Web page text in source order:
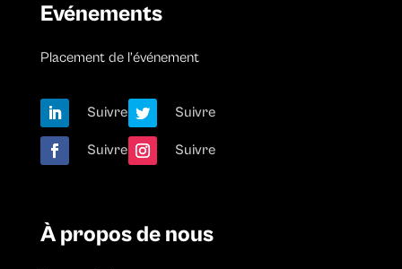
Evénements
Placement de l’événement
Suivre Suivre
Suivre Suivre
À propos de nous